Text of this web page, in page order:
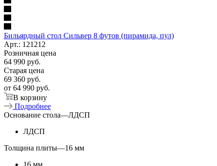
Бильярдный стол Сильвер 8 футов (пирамида, пул)
Арт.: 121212
Розничная цена
64 990 руб.
Старая цена
69 360 руб.
от 64 990 руб.
В корзину
Подробнее
Основание стола—ЛДСП
ЛДСП
Толщина плиты—16 мм
16 мм